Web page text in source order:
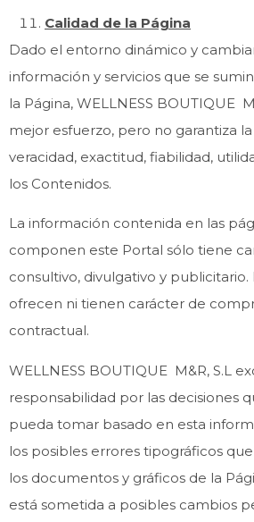
Calidad de la Página
Dado el entorno dinámico y
información y servicios que se
la Página, WELLNESS BOUTIQUE
mejor esfuerzo, pero no garantiza
veracidad, exactitud, fiabilidad,
los Contenidos.
La información contenida en las
componen este Portal sólo tiene
consultivo, divulgativo y publicitario.
ofrecen ni tienen carácter de
contractual.
WELLNESS BOUTIQUE M&R, S.L
responsabilidad por las decisiones
pueda tomar basado en esta
los posibles errores tipográficos
los documentos y gráficos de la
está sometida a posibles cambios